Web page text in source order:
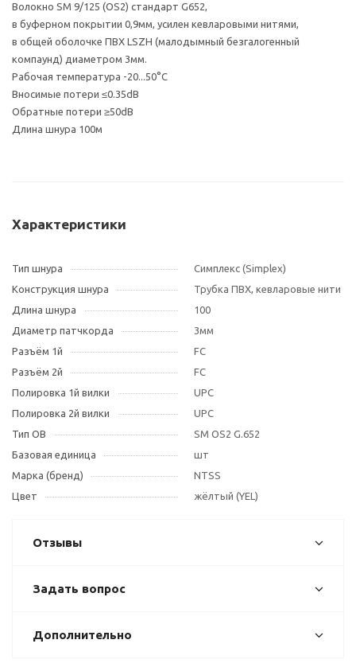
Волокно SM 9/125 (OS2) стандарт G652,
в буферном покрытии 0,9мм, усилен кевларовыми нитями,
в общей оболочке ПВХ LSZH (малодымный безгалогенный
компаунд) диаметром 3мм.
Рабочая температура -20...50°С
Вносимые потери ≤0.35dB
Обратные потери ≥50dB
Длина шнура 100м
Характеристики
Тип шнура
Симплекс (Simplex)
Конструкция шнура
Трубка ПВХ, кевларовые нити
Длина шнура
100
Диаметр патчкорда
3мм
Разъём 1й
FC
Разъём 2й
FC
Полировка 1й вилки
UPC
Полировка 2й вилки
UPC
Тип OB
SM OS2 G.652
Базовая единица
шт
Марка (бренд)
NTSS
Цвет
жёлтый (YEL)
Отзывы
Задать вопрос
Дополнительно